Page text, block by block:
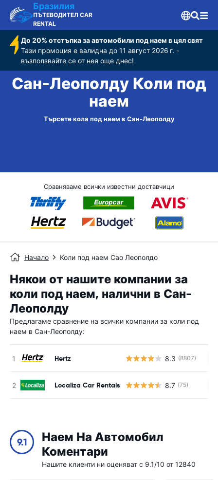
Бразилия
ПЪТЕВОДИТЕЛ CAR
RENTAL
До 20% отстъпка за автомобили под наем в цял свят
Тази промоция е валидна до 11 август 2026 г. -
възползвайте се от нея още днес!
Сан-Леополду Коли под
наем
Търсете кола под наем в Сан-Леополду
Сравняваме всички известни доставчици
Начало Коли под наем Сао Леополдо
Някои от нашите компании за
коли под наем, налични в Сан-
Леополду
Предлагаме сравнение на всички компании за коли под
наем в Сан-Леополду:
Hertz 8.3 (8807)
Localiza Car Rentals 8.7 (75)
9.1
Наем На Автомобил
Коментари
Нашите клиенти ни оценяват с 9.1/10 от 12840